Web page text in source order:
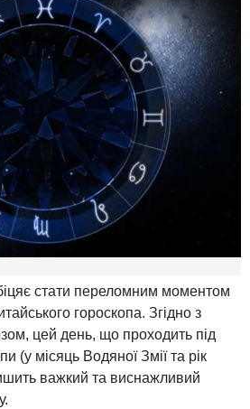
стати переломним моментом
гороскопа. Згідно з
цей день, що проходить під
(у місяць Водяної Змії та рік
важкий та виснажливий